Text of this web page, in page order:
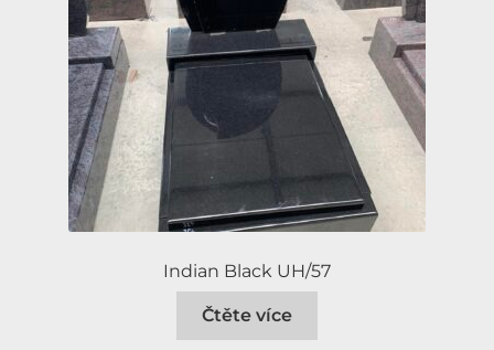
Indian Black UH/57
Čtěte více